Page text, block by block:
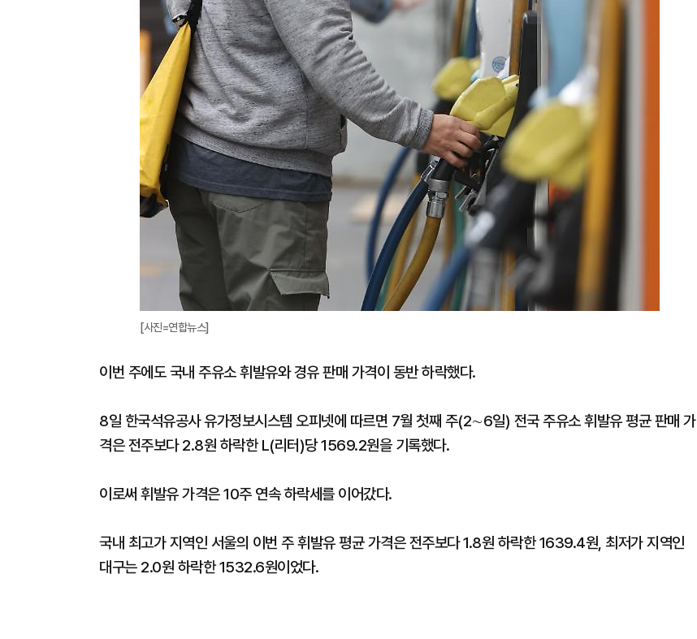
지
[사진=연합뉴스]
이번 주에도 국내 주유소 휘발유와 경유 판매 가격이 동반 하락했다.
8일 한국석유공사 유가정보시스템 오피넷에 따르면 7월 첫째 주(2∼6일) 전국 주유소 휘발유 평균 판매 가
격은 전주보다 2.8원 하락한 L(리터)당 1569.2원을 기록했다.
이로써 휘발유 가격은 10주 연속 하락세를 이어갔다.
국내 최고가 지역인 서울의 이번 주 휘발유 평균 가격은 전주보다 1.8원 하락한 1639.4원, 최저가 지역인
대구는 2.0원 하락한 1532.6원이었다.